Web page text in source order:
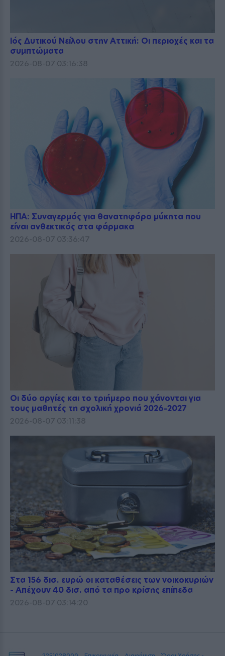
Ιός Δυτικού Νείλου στην Αττική: Οι περιοχές και τα
συμπτώματα
2026-08-07 03:16:38
ΗΠΑ: Συναγερμός για θανατηφόρο μύκητα που
είναι ανθεκτικός στα φάρμακα
2026-08-07 03:36:47
Οι δύο αργίες και το τριήμερο που χάνονται για
τους μαθητές τη σχολική χρονιά 2026-2027
2026-08-07 03:11:38
Στα 156 δισ. ευρώ οι καταθέσεις των νοικοκυριών
- Απέχουν 40 δισ. από τα προ κρίσης επίπεδα
2026-08-07 03:14:20